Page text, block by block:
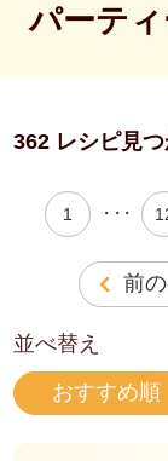
パーテ
362 レシピ見
前
1 ・・・
並べ替え
おすすめ順